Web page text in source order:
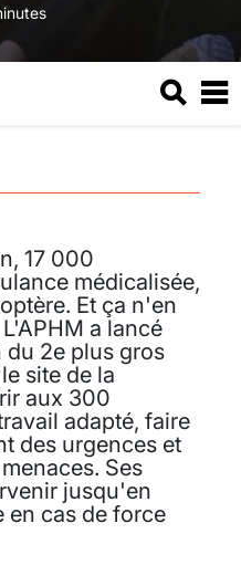
17 000
médicalisée,
Et ça n'en
a lancé
2e plus gros
site de la
aux 300
adapté, faire
des urgences et
Ses
jusqu'en
en cas de force